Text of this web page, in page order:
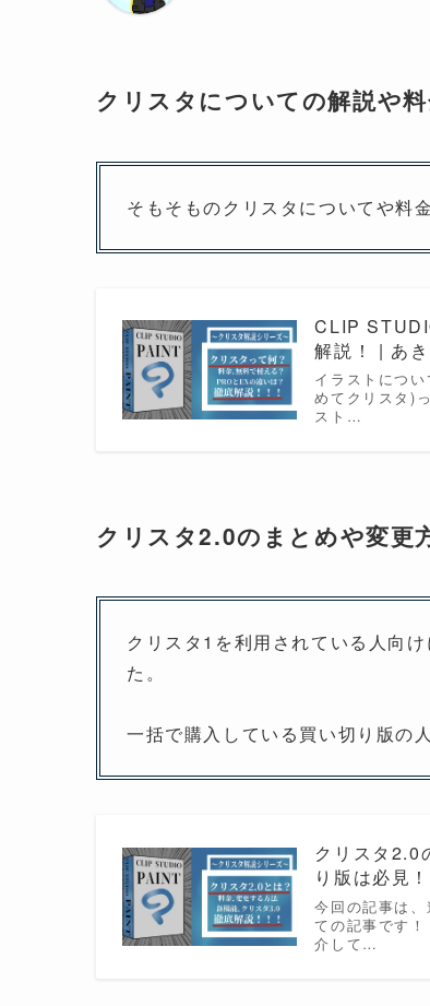
クリスタについての解説や
そもそものクリスタについてや料
CLIP
解説！ | あ
イラストにつ
めてクリスタ)
スト…
クリスタ2.0のまとめや変更
クリスタ1を利用されている人向
た。
一括で購入している買い切り版の
クリスタ2.0
り版は必見
今回の記事は
ての記事です
介して…